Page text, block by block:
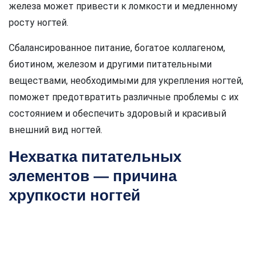
железа может привести к ломкости и медленному
росту ногтей.
Сбалансированное питание, богатое коллагеном,
биотином, железом и другими питательными
веществами, необходимыми для укрепления ногтей,
поможет предотвратить различные проблемы с их
состоянием и обеспечить здоровый и красивый
внешний вид ногтей.
Нехватка питательных
элементов — причина
хрупкости ногтей